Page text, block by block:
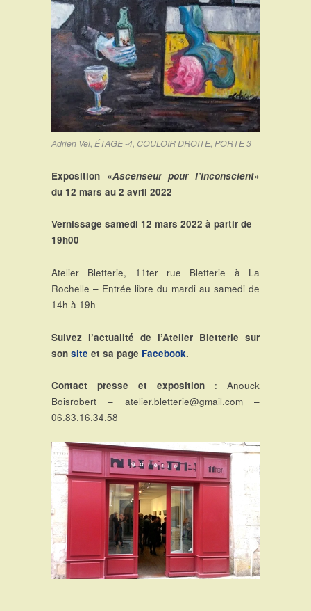
Adrien Vel, ÉTAGE -4, COULOIR DROITE, PORTE 3
Exposition «Ascenseur pour l’inconscient»
du 12 mars au 2 avril 2022
Vernissage samedi 12 mars 2022 à partir de
19h00
Atelier Bletterie, 11ter rue Bletterie à La
Rochelle – Entrée libre du mardi au samedi de
14h à 19h
Suivez l’actualité de l’Atelier Bletterie sur
son site et sa page Facebook.
Contact presse et exposition : Anouck
Boisrobert – atelier.bletterie@gmail.com –
06.83.16.34.58